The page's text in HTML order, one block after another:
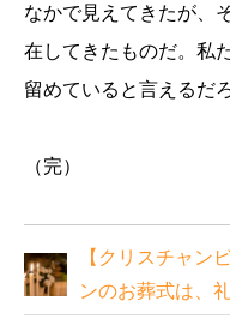
なかで見えてきたが、
在してきたものだ。私
留めていると言えるだ
（完）
【クリスチャン
ンのお葬式は、